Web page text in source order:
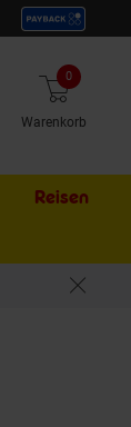
Warenkorb
0 Artikel
Externer
Reisen